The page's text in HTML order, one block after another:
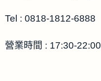
Tel : 0818-1812-6888
營業時間 : 17:30-